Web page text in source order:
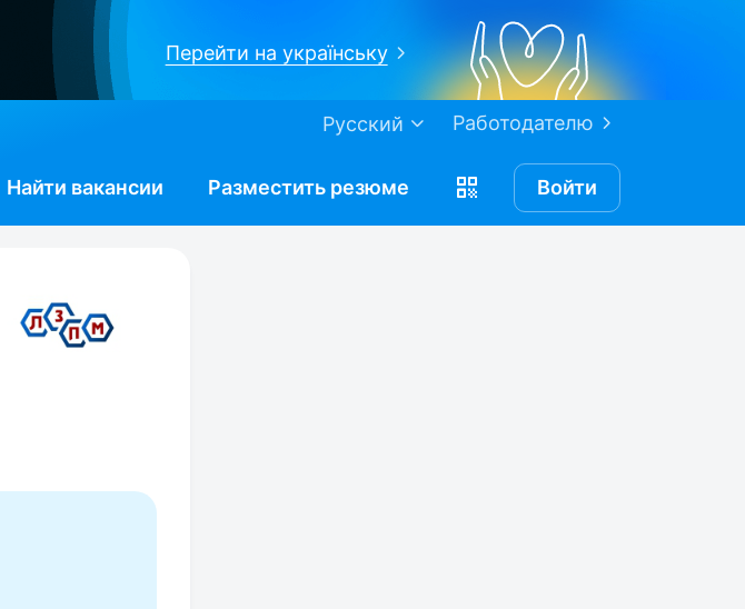
Перейти на українську
Работодателю
Русский
Найти вакансии Разместить резюме Войти